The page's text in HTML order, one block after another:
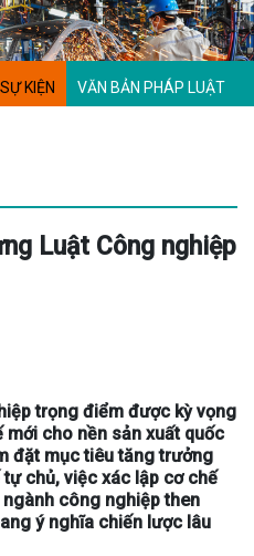
KIỆN VĂN BẢN PHÁP LUẬT
Luật Công nghiệp
trọng điểm được kỳ vọng
cho nền sản xuất quốc
đặt mục tiêu tăng trưởng
chủ, việc xác lập cơ chế
công nghiệp then
ý nghĩa chiến lược lâu